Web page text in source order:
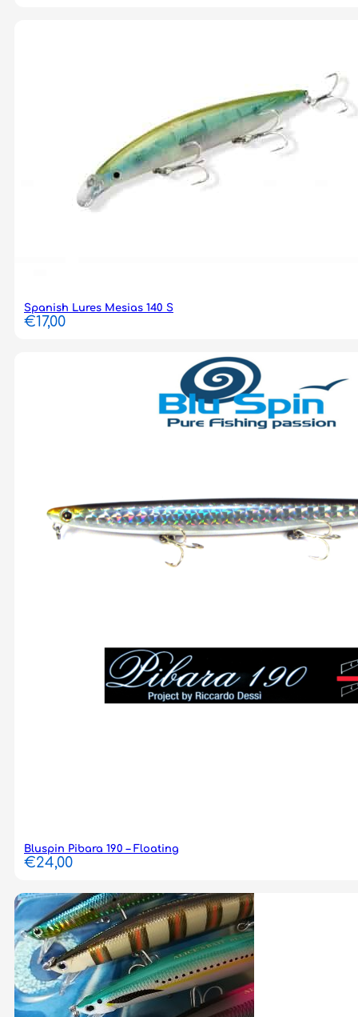
Spanish Lures Mesias 140 S
€17,00
Bluspin Pibara 190 – Floating
€24,00